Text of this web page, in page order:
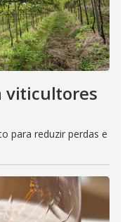
viticultores
para reduzir perdas e